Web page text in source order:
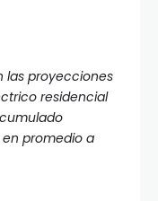
las proyecciones
residencial
en promedio a